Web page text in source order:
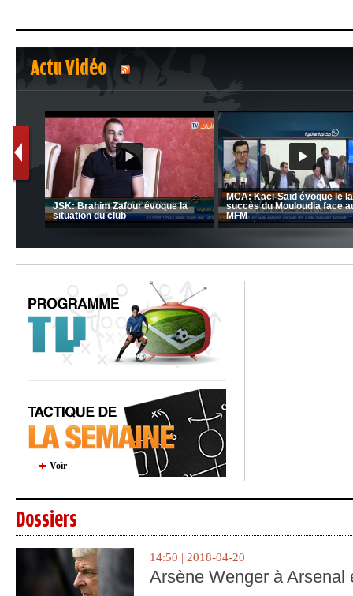
Actu Vidéo
1 2
MCA: Kaci-Saïd évoque le
succès du Mouloudia face
MFM
JSK: Brahim Zafour évoque la
situation du club
Voir
Dossiers
14:50 | 2018-04-20
Arsène Wenger à Arsenal